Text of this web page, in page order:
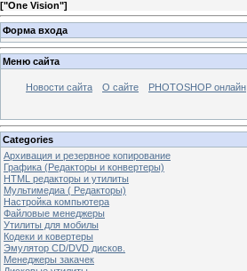
["One Vision"]
Форма входа
Меню сайта
Новости сайта О сайте PHOTOSHOP онлайн
Categories
Архивация и резервное копирование
Графика (Редакторы и конвертеры)
HTML редакторы и утилиты
Мультимедиа ( Редакторы)
Настройка компьютера
Файловые менеджеры
Утилиты для мобилы
Кодеки и ковертеры
Эмулятор CD/DVD дисков.
Менеджеры закачек